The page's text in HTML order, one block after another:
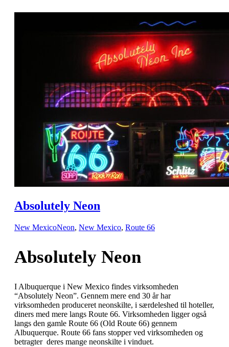
Absolutely Neon
New MexicoNeon, New Mexico, Route 66
Absolutely Neon
I Albuquerque i New Mexico findes virksomheden
“Absolutely Neon”. Gennem mere end 30 år har
virksomheden produceret neonskilte, i særdeleshed til hoteller,
diners med mere langs Route 66. Virksomheden ligger også
langs den gamle Route 66 (Old Route 66) gennem
Albuquerque. Route 66 fans stopper ved virksomheden og
betragter deres mange neonskilte i vinduet.